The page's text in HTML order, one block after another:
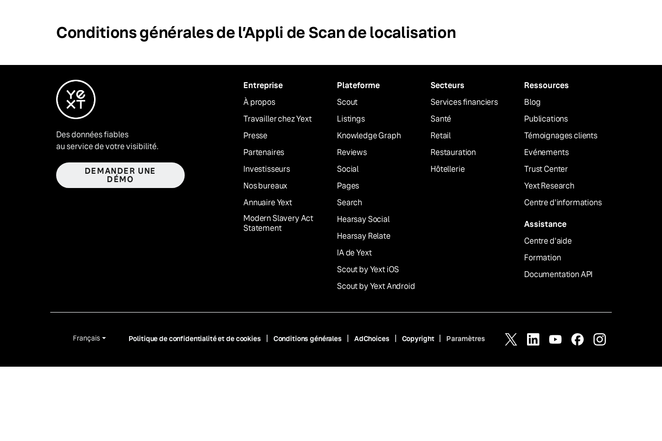
Conditions générales de l’Appli de Scan de localisation
Des données fiables
au service de votre visibilité.
DEMANDER UNE
DÉMO
Entreprise
À propos
Travailler chez Yext
Presse
Partenaires
Investisseurs
Nos bureaux
Annuaire Yext
Modern Slavery Act
Statement
Plateforme
Scout
Listings
Knowledge Graph
Reviews
Social
Pages
Search
Hearsay Social
Hearsay Relate
IA de Yext
Scout by Yext iOS
Scout by Yext Android
Secteurs
Services financiers
Santé
Retail
Restauration
Hôtellerie
Ressources
Blog
Publications
Témoignages clients
Evénements
Trust Center
Yext Research
Centre d'informations
Assistance
Centre d'aide
Formation
Documentation API
Français Politique de confidentialité et de cookies Conditions générales AdChoices Copyright Paramètres